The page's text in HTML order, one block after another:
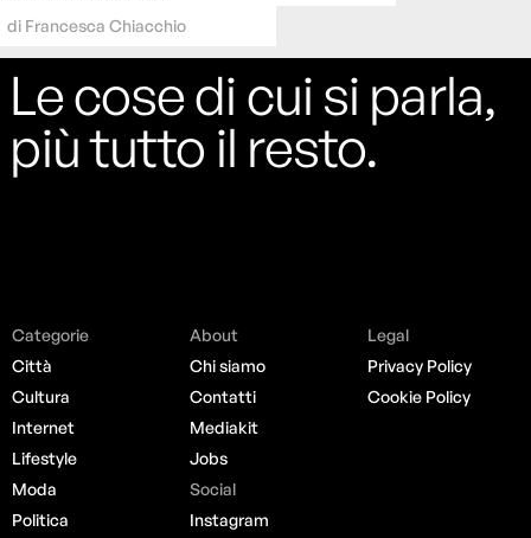
di Francesca Chiacchio
Le cose di cui si parla,
più tutto il resto.
Categorie
Città
Cultura
Internet
Lifestyle
Moda
Politica
About
Chi siamo
Contatti
Mediakit
Jobs
Social
Instagram
Legal
Privacy Policy
Cookie Policy